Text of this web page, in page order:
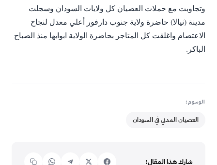
‎وتجاوبت مع حملات العصيان كل ولايات السودان وسجلت
مدينة (نيالا) حاضرة ولاية جنوب دارفور أعلي معدل لنجاح
الاعتصام واغلقت كل المتاجر بحاضرة الولاية ابوابها منذ الصباح
الباكر.
الوسوم:
العصيان المدني في السودان
شارك هذا المقال: